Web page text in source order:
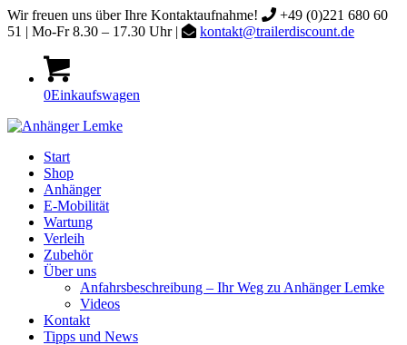
Wir freuen uns über Ihre Kontaktaufnahme!
+49 (0)221 680 60
51 | Mo-Fr 8.30 – 17.30 Uhr |
kontakt@trailerdiscount.de
0Einkaufswagen
Start
Shop
Anhänger
E-Mobilität
Wartung
Verleih
Zubehör
Über uns
Anfahrsbeschreibung – Ihr Weg zu Anhänger Lemke
Videos
Kontakt
Tipps und News